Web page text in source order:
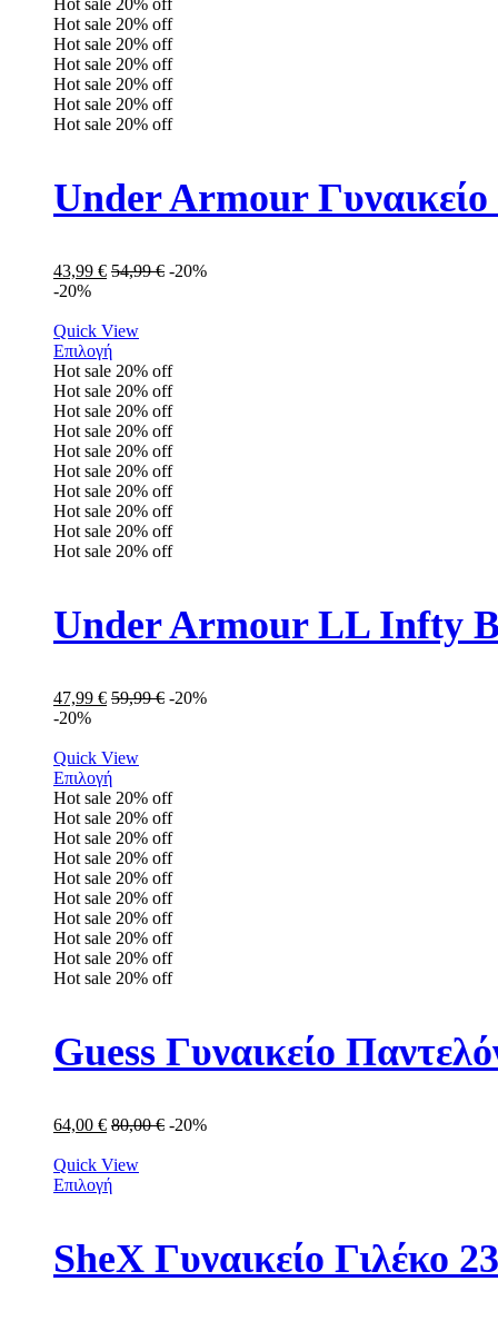
Hot sale 20% off
Hot sale 20% off
Hot sale 20% off
Hot sale 20% off
Hot sale 20% off
Hot sale 20% off
Hot sale 20% off
Under Armour
43,99 € 54,99€ -20%
-20%
Quick View
Επιλογή
Hot sale 20% off
Hot sale 20% off
Hot sale 20% off
Hot sale 20% off
Hot sale 20% off
Hot sale 20% off
Hot sale 20% off
Hot sale 20% off
Hot sale 20% off
Hot sale 20% off
47,99 € 59,99€ -20%
-20%
Quick View
Επιλογή
Hot sale 20% off
Hot sale 20% off
Hot sale 20% off
Hot sale 20% off
Hot sale 20% off
Hot sale 20% off
Hot sale 20% off
Hot sale 20% off
Hot sale 20% off
Hot sale 20% off
Guess Γυναικείο
64,00 € 80,00€ -20%
Quick View
Επιλογή
SheX Γυναικείο Γιλέκο